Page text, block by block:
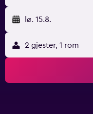
lø. 15.8.
2 gjester, 1 rom